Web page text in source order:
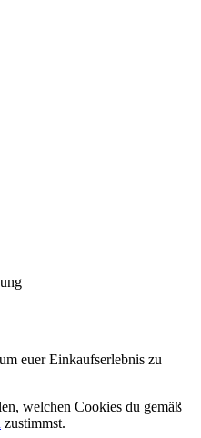
euer Einkaufserlebnis zu
welchen Cookies du gemäß
zustimmst.